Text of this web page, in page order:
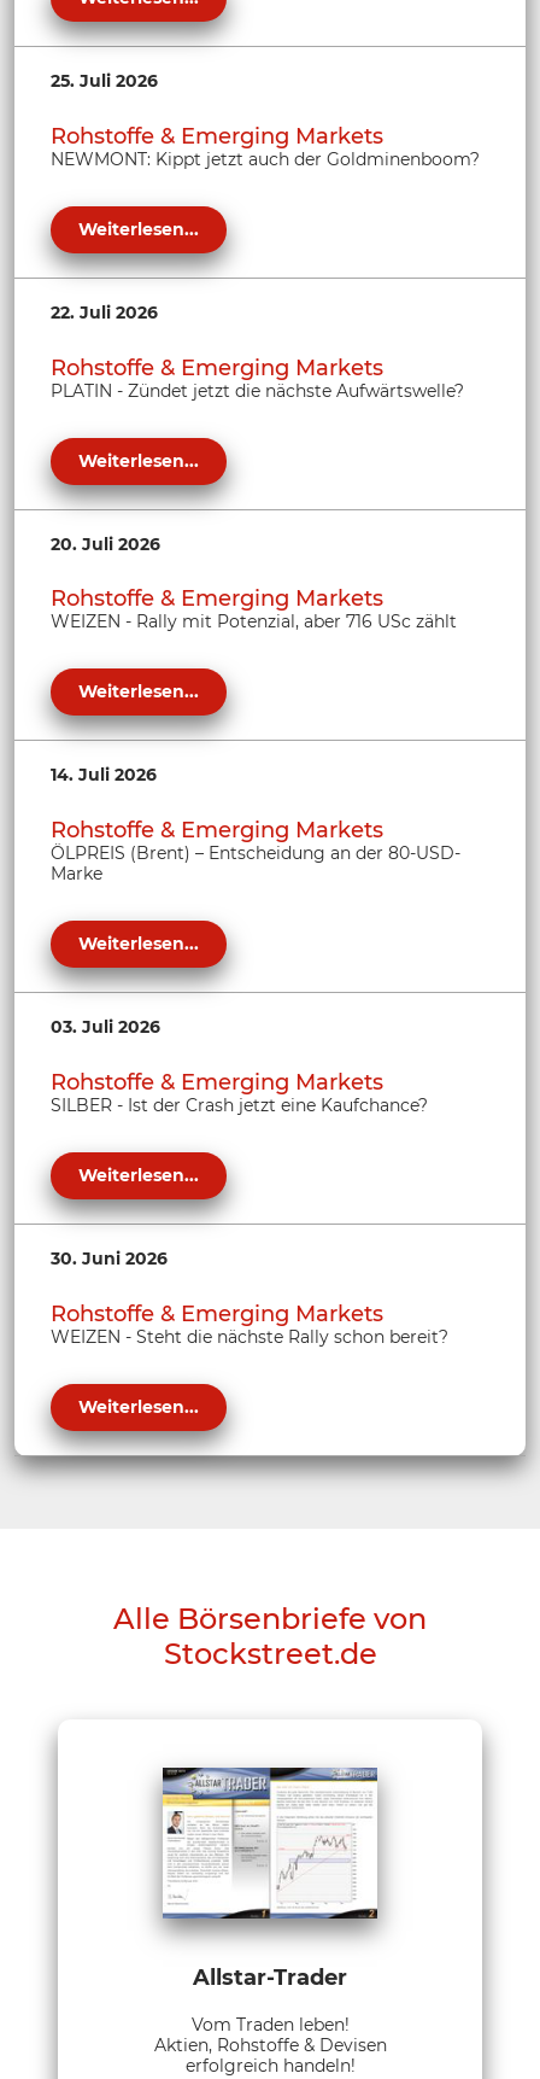
25. Juli 2026
Rohstoffe & Emerging Markets
NEWMONT: Kippt jetzt auch der Goldminenboom?
Weiterlesen...
22. Juli 2026
Rohstoffe & Emerging Markets
PLATIN - Zündet jetzt die nächste Aufwärtswelle?
Weiterlesen...
20. Juli 2026
Rohstoffe & Emerging Markets
WEIZEN - Rally mit Potenzial, aber 716 USc zählt
Weiterlesen...
14. Juli 2026
Rohstoffe & Emerging Markets
ÖLPREIS (Brent) – Entscheidung an der 80-USD-
Marke
Weiterlesen...
03. Juli 2026
Rohstoffe & Emerging Markets
SILBER - Ist der Crash jetzt eine Kaufchance?
Weiterlesen...
30. Juni 2026
Rohstoffe & Emerging Markets
WEIZEN - Steht die nächste Rally schon bereit?
Weiterlesen...
Alle Börsenbriefe von
Stockstreet.de
Allstar-Trader
Vom Traden leben!
Aktien, Rohstoffe & Devisen
erfolgreich handeln!